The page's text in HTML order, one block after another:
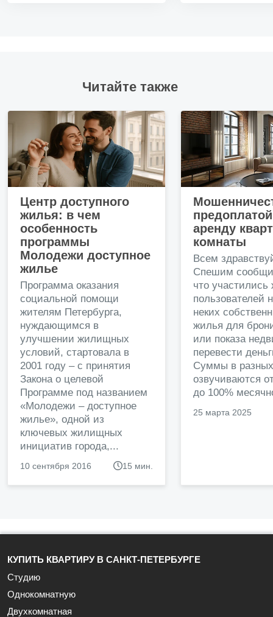
Читайте также
Центр доступного
жилья: в чем
особенность
программы
Молодежи доступное
жилье
Программа оказания
социальной помощи
жителям Петербурга,
нуждающимся в
улучшении жилищных
условий, стартовала в
2001 году – с принятия
Закона о целевой
Программе под названием
«Молодежи – доступное
жилье», одной из
ключевых жилищных
инициатив города,...
10 сентября 2016 15 мин.
аренду
комнаты
Всем
Спешим
что
пользователей
неких
жилья для
или показа
перевести
Суммы в
озвучиваются
до 100%
25 марта 2025
КУПИТЬ КВАРТИРУ В САНКТ-ПЕТЕРБУРГЕ
Студию
Однокомнатную
Двухкомнатная